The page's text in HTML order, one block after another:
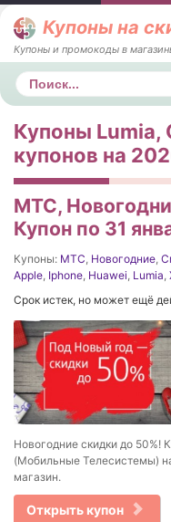
Купоны на
Купоны и промокоды в
Поиск
Купоны Lumia,
купонов на
МТС,
Купон по 31
Купоны: МТС, Новогодние,
Apple, Iphone, Huawei, Lumia,
Срок истек, но может ещё
Новогодние скидки до 50%!
(Мобильные Телесистемы)
магазин.
Открыть купон